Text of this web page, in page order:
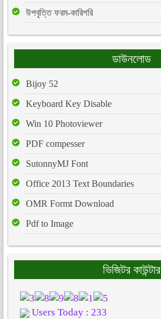
উপবৃত্তি ফরম-কারিগরি
ডাউনলোড
Bijoy 52
Keyboard Key Disable
Win 10 Photoviewer
PDF compesser
SutonnyMJ Font
Office 2013 Text Boundaries
OMR Formt Download
Pdf to Image
ভিজিটর কাউন্টার
Users Today : 233